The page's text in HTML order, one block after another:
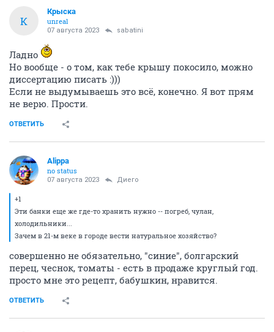
К
Крыска
unreal
07 августа 2023 sabatini
Ладно
Но вообще - о том, как тебе крышу покосило, можно
диссертацию писать :)))
Если не выдумываешь это всё, конечно. Я вот прям
не верю. Прости.
ОТВЕТИТЬ
Alippa
no status
07 августа 2023 Диего
+1
Эти банки еще же где-то хранить нужно -- погреб, чулан,
холодильники...
Зачем в 21-м веке в городе вести натуральное хозяйство?
совершенно не обязательно, "синие", болгарский
перец, чеснок, томаты - есть в продаже круглый год.
просто мне это рецепт, бабушкин, нравится.
ОТВЕТИТЬ